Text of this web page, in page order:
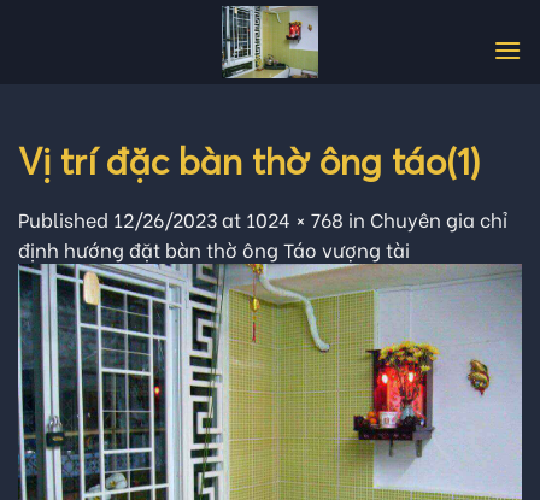
Vị trí đặc bàn thờ ông táo(1)
Published 12/26/2023at 1024 × 768 in Chuyên gia chỉ
định hướng đặt bàn thờ ông Táo vượng tài